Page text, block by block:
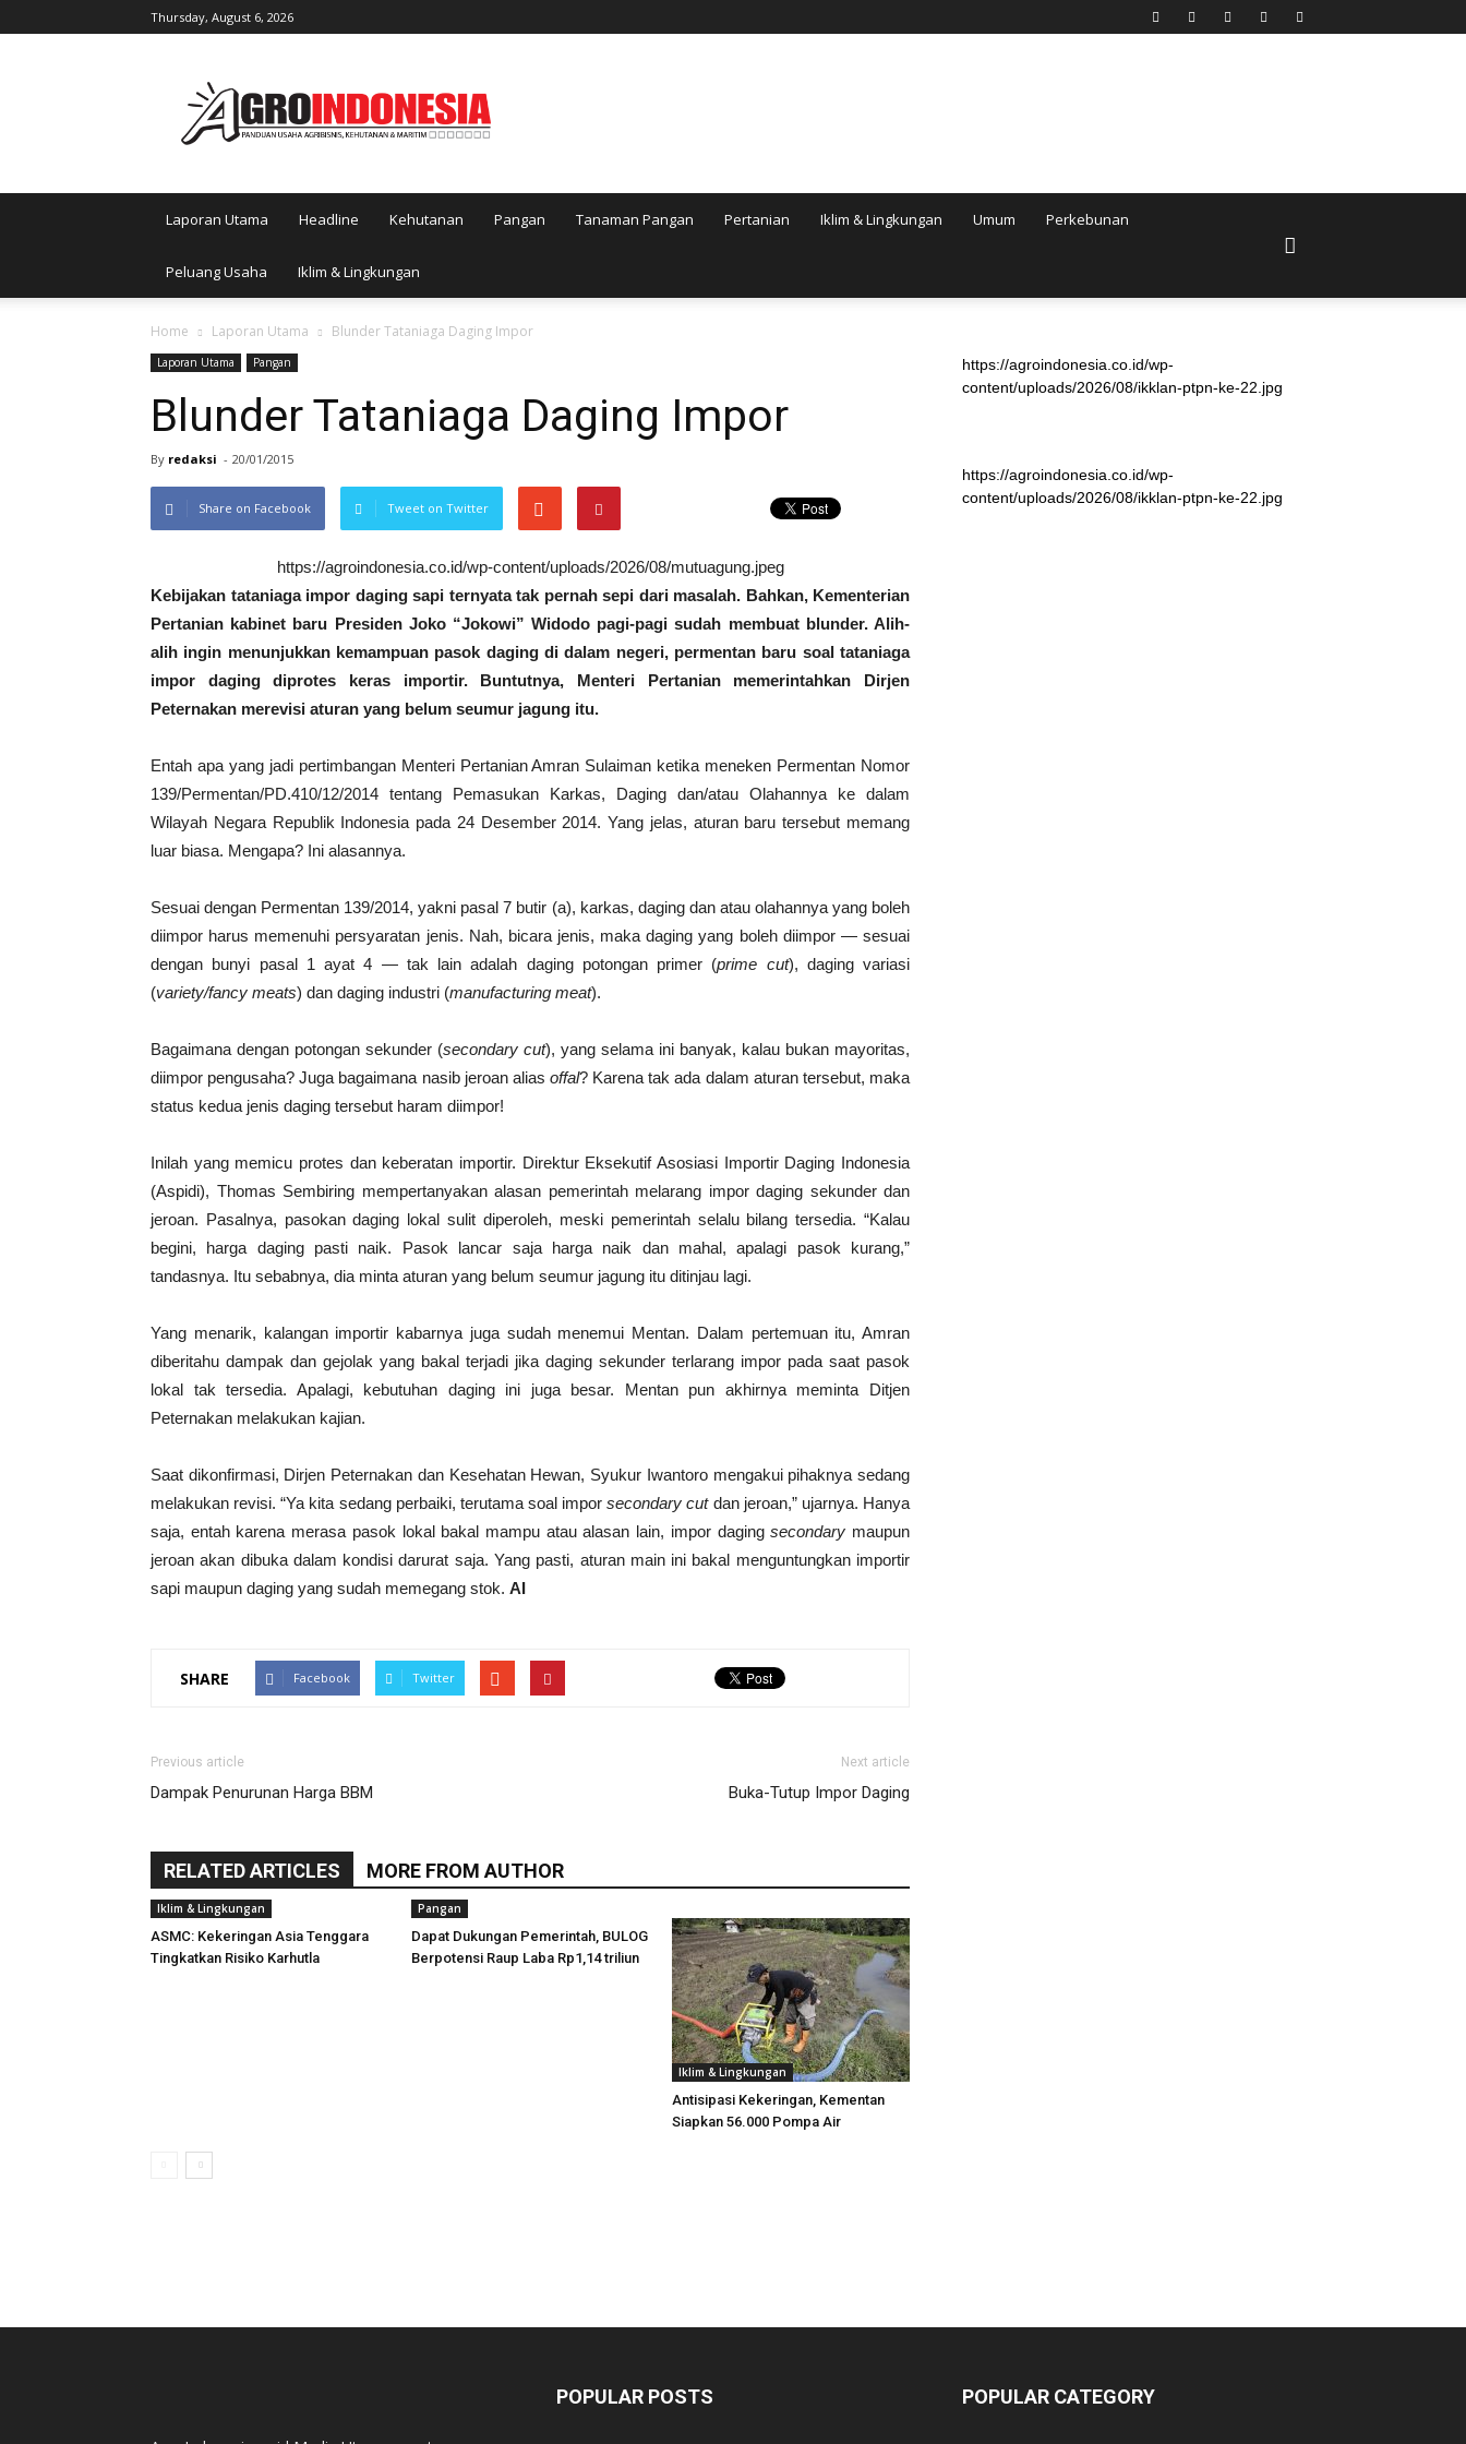
Thursday, August 6, 2026
Laporan Utama Headline Kehutanan Pangan Tanaman Pangan Pertanian Iklim & Lingkungan Umum Perkebunan
Peluang Usaha Iklim & Lingkungan
Home Laporan Utama Blunder Tataniaga Daging Impor
Laporan Utama Pangan
Blunder Tataniaga Daging Impor
By redaksi - 20/01/2015
Share on Facebook Tweet on Twitter
https://agroindonesia.co.id/wp-content/uploads/2026/08/mutuagung.jpeg
Kebijakan tataniaga impor daging sapi ternyata tak pernah sepi dari masalah. Bahkan, Kementerian
Pertanian kabinet baru Presiden Joko “Jokowi” Widodo pagi-pagi sudah membuat blunder. Alih-
alih ingin menunjukkan kemampuan pasok daging di dalam negeri, permentan baru soal tataniaga
impor daging diprotes keras importir. Buntutnya, Menteri Pertanian memerintahkan Dirjen
Peternakan merevisi aturan yang belum seumur jagung itu.
Entah apa yang jadi pertimbangan Menteri Pertanian Amran Sulaiman ketika meneken Permentan Nomor
139/Permentan/PD.410/12/2014 tentang Pemasukan Karkas, Daging dan/atau Olahannya ke dalam
Wilayah Negara Republik Indonesia pada 24 Desember 2014. Yang jelas, aturan baru tersebut memang
luar biasa. Mengapa? Ini alasannya.
Sesuai dengan Permentan 139/2014, yakni pasal 7 butir (a), karkas, daging dan atau olahannya yang boleh
diimpor harus memenuhi persyaratan jenis. Nah, bicara jenis, maka daging yang boleh diimpor — sesuai
dengan bunyi pasal 1 ayat 4 — tak lain adalah daging potongan primer (prime cut), daging variasi
(variety/fancy meats) dan daging industri (manufacturing meat).
Bagaimana dengan potongan sekunder (secondary cut), yang selama ini banyak, kalau bukan mayoritas,
diimpor pengusaha? Juga bagaimana nasib jeroan alias offal? Karena tak ada dalam aturan tersebut, maka
status kedua jenis daging tersebut haram diimpor!
Inilah yang memicu protes dan keberatan importir. Direktur Eksekutif Asosiasi Importir Daging Indonesia
(Aspidi), Thomas Sembiring mempertanyakan alasan pemerintah melarang impor daging sekunder dan
jeroan. Pasalnya, pasokan daging lokal sulit diperoleh, meski pemerintah selalu bilang tersedia. “Kalau
begini, harga daging pasti naik. Pasok lancar saja harga naik dan mahal, apalagi pasok kurang,”
tandasnya. Itu sebabnya, dia minta aturan yang belum seumur jagung itu ditinjau lagi.
Yang menarik, kalangan importir kabarnya juga sudah menemui Mentan. Dalam pertemuan itu, Amran
diberitahu dampak dan gejolak yang bakal terjadi jika daging sekunder terlarang impor pada saat pasok
lokal tak tersedia. Apalagi, kebutuhan daging ini juga besar. Mentan pun akhirnya meminta Ditjen
Peternakan melakukan kajian.
Saat dikonfirmasi, Dirjen Peternakan dan Kesehatan Hewan, Syukur Iwantoro mengakui pihaknya sedang
melakukan revisi. “Ya kita sedang perbaiki, terutama soal imporsecondary cutdan jeroan,” ujarnya. Hanya
saja, entah karena merasa pasok lokal bakal mampu atau alasan lain, impor dagingsecondary maupun
jeroan akan dibuka dalam kondisi darurat saja. Yang pasti, aturan main ini bakal menguntungkan importir
sapi maupun daging yang sudah memegang stok. AI
SHARE Facebook Twitter
Previous article
Dampak Penurunan Harga BBM
Next article
Buka-Tutup Impor Daging
RELATED ARTICLES MORE FROM AUTHOR
Iklim & Lingkungan
ASMC: Kekeringan Asia Tenggara
Tingkatkan Risiko Karhutla
Pangan
Dapat Dukungan Pemerintah, BULOG
Berpotensi Raup Laba Rp1,14 triliun
Iklim & Lingkungan
Antisipasi Kekeringan, Kementan
Siapkan 56.000 Pompa Air
https://agroindonesia.co.id/wp-
content/uploads/2026/08/ikklan-ptpn-ke-22.jpg
https://agroindonesia.co.id/wp-
content/uploads/2026/08/ikklan-ptpn-ke-22.jpg
POPULAR POSTS POPULAR CATEGORY